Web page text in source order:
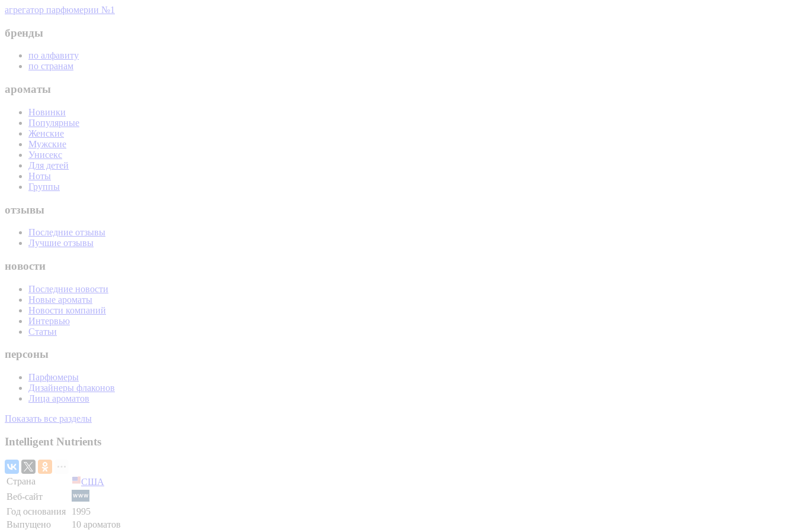
агрегатор парфюмерии №1
бренды
по алфавиту
по странам
ароматы
Новинки
Популярные
Женские
Мужские
Унисекс
Для детей
Ноты
Группы
отзывы
Последние отзывы
Лучшие отзывы
новости
Последние новости
Новые ароматы
Новости компаний
Интервью
Статьи
персоны
Парфюмеры
Дизайнеры флаконов
Лица ароматов
Показать все разделы
Intelligent Nutrients
Страна
США
Веб-сайт
Год основания
1995
Выпущено
10 ароматов